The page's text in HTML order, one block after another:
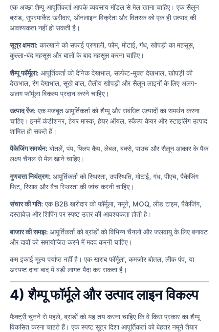
एक अच्छा शैम्पू आपूर्तिकर्ता आपके व्यवसाय मॉडल से मेल खाना चाहिए। एक सैलून
ब्रांड, सुपरमार्केट खरीदार, ऑनलाइन विक्रेता और वितरक को एक ही उत्पाद की
आवश्यकता नहीं हो सकती है।
सूत्र क्षमता: कारखाने को सफाई प्रणाली, फोम, मोटाई, गंध, खोपड़ी का महसूस,
कुल्ला-बंद महसूस और बालों के बाद महसूस करना चाहिए।
शैम्पू फॉर्मूला: आपूर्तिकर्ता को दैनिक देखभाल, सल्फेट-मुक्त देखभाल, खोपड़ी की
देखभाल, रंग देखभाल, सूखे बाल, तैलीय खोपड़ी और सैलून लाइनों के लिए अलग-
अलग फॉर्मूला विकल्प प्रदान करने चाहिए।
उत्पाद रेंज: एक मजबूत आपूर्तिकर्ता को शैम्पू और संबंधित उत्पादों का समर्थन करना
चाहिए। इनमें कंडीशनर, हेयर मास्क, हेयर ऑयल, स्कैल्प केयर और स्टाइलिंग उत्पाद
शामिल हो सकते हैं।
पैकेजिंग समर्थन: बोतलें, पंप, फ्लिप कैप, लेबल, बक्से, पाउच और सैलून आकार के पैक
लक्ष्य चैनल से मेल खाने चाहिए।
गुणवत्ता नियंत्रण: आपूर्तिकर्ता को स्थिरता, उपस्थिति, मोटाई, गंध, पीएच, पैकेजिंग
फिट, रिसाव और बैच स्थिरता की जांच करनी चाहिए।
संचार की गति: एक B2B खरीदार को फॉर्मूला, नमूने, MOQ, लीड टाइम, पैकेजिंग,
दस्तावेज़ और शिपिंग पर स्पष्ट उत्तर की आवश्यकता होती है।
बाजार की समझ: आपूर्तिकर्ता को ब्रांडों को विभिन्न चैनलों और जलवायु के लिए बनावट
और दावों को समायोजित करने में मदद करनी चाहिए।
कम इकाई मूल्य पर्याप्त नहीं है। एक खराब फॉर्मूला, कमजोर बोतल, लीक पंप, या
अस्पष्ट दावा बाद में बड़ी लागत पैदा कर सकता है।
4) शैम्पू फॉर्मूले और उत्पाद लाइन विकल्प
फैक्ट्री चुनने से पहले, ब्रांडों को यह तय करना चाहिए कि वे किस प्रकार का शैम्पू
विकसित करना चाहते हैं। एक स्पष्ट सूत्र दिशा आपूर्तिकर्ता को बेहतर नमूने तैयार